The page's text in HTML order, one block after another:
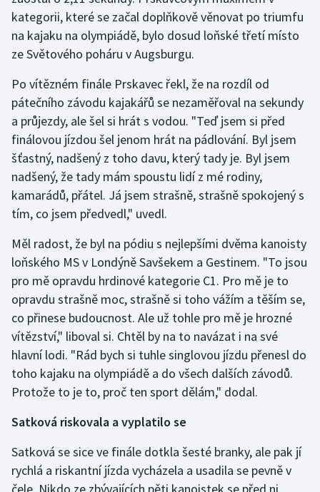
Ragby
Rychlobruslení
Rychlostní kanoistika
Short track
Sportovní střelba
Stolní tenis
Triatlon
Veslování
Vodní slalom
Volejbal
Ostatní
kategorii, které se začal doplňkově věnovat po triumfu
na kajaku na olympiádě, bylo dosud loňské třetí místo
ze Světového poháru v Augsburgu.
Po vítězném finále Prskavec řekl, že na rozdíl od
pátečního závodu kajakářů se nezaměřoval na sekundy
a průjezdy, ale šel si hrát s vodou. "Teď jsem si před
finálovou jízdou šel jenom hrát na pádlování. Byl jsem
šťastný, nadšený z toho davu, který tady je. Byl jsem
nadšený, že tady mám spoustu lidí z mé rodiny,
kamarádů, přátel. Já jsem strašně, strašně spokojený s
tím, co jsem předvedl," uvedl.
Měl radost, že byl na pódiu s nejlepšími dvěma kanoisty
loňského MS v Londýně Savšekem a Gestinem. "To jsou
pro mě opravdu hrdinové kategorie C1. Pro mě je to
opravdu strašně moc, strašně si toho vážím a těším se,
co přinese budoucnost. Ale už tohle pro mě je hrozné
vítězství," liboval si. Chtěl by na to navázat i na své
hlavní lodi. "Rád bych si tuhle singlovou jízdu přenesl do
toho kajaku na olympiádě a do všech dalších závodů.
Protože to je to, proč ten sport dělám," dodal.
Satková riskovala a vyplatilo se
Satková se sice ve finále dotkla šesté branky, ale pak jí
rychlá a riskantní jízda vycházela a usadila se pevně v
čele. Nikdo ze zbývajících pěti kanoistek se před ni